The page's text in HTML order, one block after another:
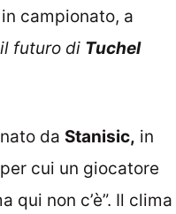
campionato, a
futuro di Tuchel
da Stanisic, in
cui un giocatore
non c’è”. Il clima